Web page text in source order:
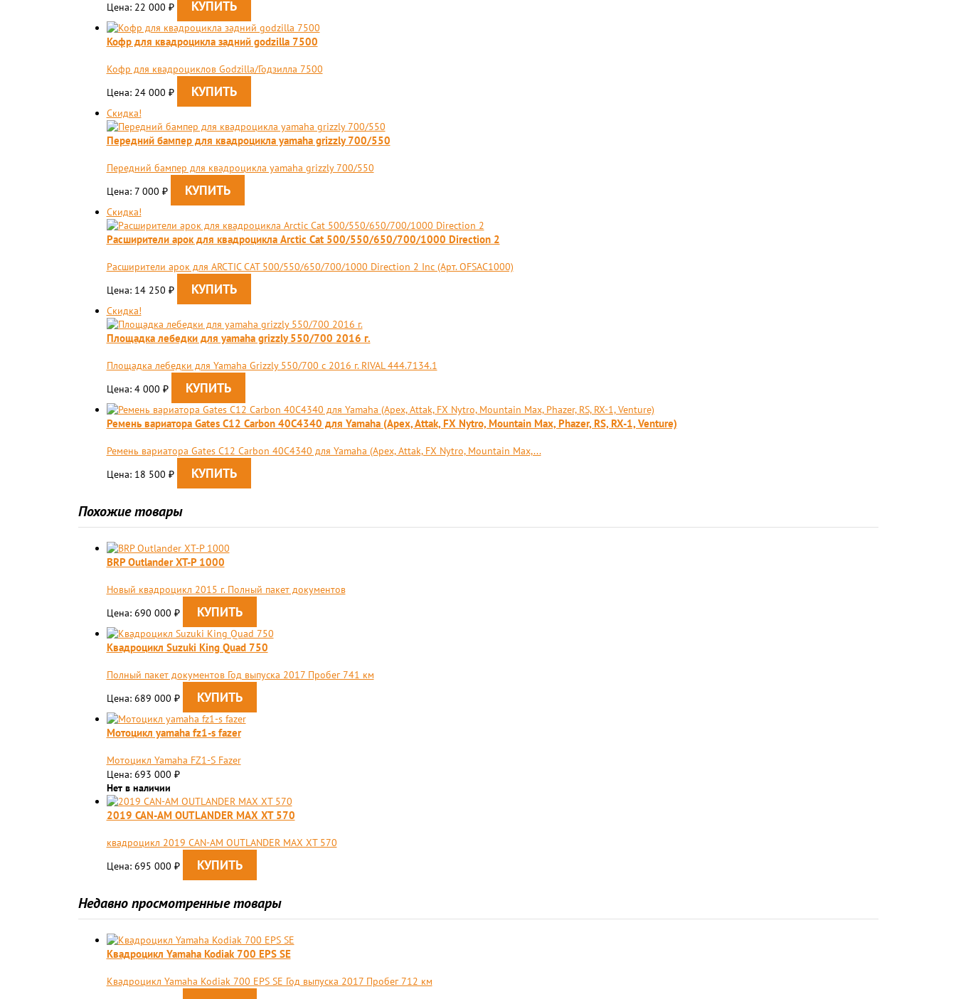
Цена: 22 000 ₽
Кофр для квадроцикла задний godzilla 7500
Кофр для квадроциклов Godzilla/Годзилла 7500
Цена: 24 000 ₽
Скидка!
Передний бампер для квадроцикла yamaha grizzly 700/550
Передний бампер для квадроцикла yamaha grizzly 700/550
Цена: 7 000 ₽
Скидка!
Расширители арок для квадроцикла Arctiс Cat 500/550/650/700/1000 Direction 2
Расширители арок для ARCTIС CAT 500/550/650/700/1000 Direction 2 Inc (Арт. OFSAC1000)
Цена: 14 250 ₽
Скидка!
Площадка лебедки для yamaha grizzly 550/700 2016 г.
Площадка лебедки для Yamaha Grizzly 550/700 с 2016 г. RIVAL 444.7134.1
Цена: 4 000 ₽
Ремень вариатора Gates C12 Carbon 40C4340 для Yamaha (Apex, Attak, FX Nytro, Mountain Max, Phazer, RS, RX-1, Venture)
Ремень вариатора Gates C12 Carbon 40C4340 для Yamaha (Apex, Attak, FX Nytro, Mountain Max,...
Цена: 18 500 ₽
Похожие товары
BRP Outlander XT-P 1000
Новый квадроцикл 2015 г. Полный пакет документов
Цена: 690 000 ₽
Квадроцикл Suzuki King Quad 750
Полный пакет документов Год выпуска 2017 Пробег 741 км
Цена: 689 000 ₽
Мотоцикл yamaha fz1-s fazer
Мотоцикл Yamaha FZ1-S Fazer
Цена: 693 000 ₽
Нет в наличии
2019 CAN-AM OUTLANDER MAX XT 570
квадроцикл 2019 CAN-AM OUTLANDER MAX XT 570
Цена: 695 000 ₽
Недавно просмотренные товары
Квадроцикл Yamaha Kodiak 700 EPS SE
Квадроцикл Yamaha Kodiak 700 EPS SE Год выпуска 2017 Пробег 712 км